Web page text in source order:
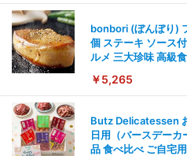
bonbori (ぼんぼり)
個 ステーキ ソース
ルメ 三大珍味 高級
￥5,265
Butz Delicatessen
日用（バースデー
品 食べ比べ ご自宅